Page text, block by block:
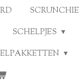
SCRUNCHIE
SCHELPJES